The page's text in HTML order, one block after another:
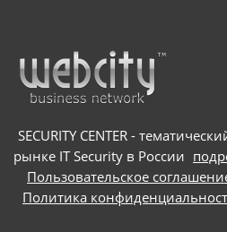
SECURITY CENTER -
рынке IT Security в России
Пользовательское
Политика